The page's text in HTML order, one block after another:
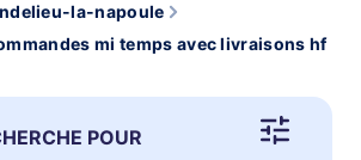
la-napoule
mi temps avec livraisons hf
POUR